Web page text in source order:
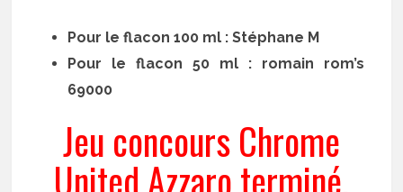
Pour le flacon 100 ml : Stéphane M
Pour le flacon 50 ml : romain rom’s
69000
Jeu concours Chrome
United Azzaro terminé,